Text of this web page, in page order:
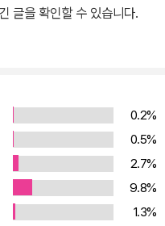
가 의심해야 한다. 눈물은?
민감하며 ‘있는 그대로 어
각하는 까닭은 2009년의 한
상징적으로 잘 보여주는 서사
않은 전조 앞에 주인공과 어
또한 만만치 않다. 누가 뭘 뒤
은 유정이고 당신이고 나이고
조:시사IN)
아 가슴을 앓거나 멀쩡해 보
’에게 그 문제들은 달리 보면
런 거 좀 못해도 난 괜찮아!”
것’, 혹은 ‘남들은 다 되는데
해 보게 된다. 그것이 학교 공
혹은 건망증 같은 사소한 습
불이익을 당하거나 곤란을
글을 확인할 수 있습니다.
0.2%
0.5%
2.7%
9.8%
1.3%